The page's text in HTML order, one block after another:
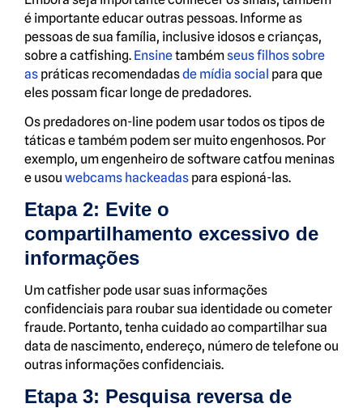
é importante educar outras pessoas. Informe as
pessoas de sua família, inclusive idosos e crianças,
sobre a catfishing. Ensinetambémseus filhos sobre
as práticas recomendadasde mídia social para que
eles possam ficar longe de predadores.
Os predadores on-line podem usar todos os tipos de
táticas e também podem ser muito engenhosos. Por
exemplo, um engenheiro de software catfou meninas
e usou webcams hackeadas para espioná-las.
Etapa 2: Evite o
compartilhamento excessivo de
informações
Um catfisher pode usar suas informações
confidenciais para roubar sua identidade ou cometer
fraude. Portanto, tenha cuidado ao compartilhar sua
data de nascimento, endereço, número de telefone ou
outras informações confidenciais.
Etapa 3: Pesquisa reversa de